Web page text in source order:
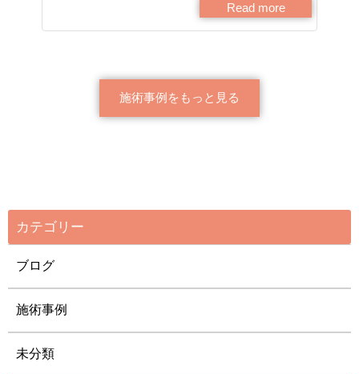
Read more
施術事例をもっと見る
カテゴリー
ブログ
施術事例
未分類